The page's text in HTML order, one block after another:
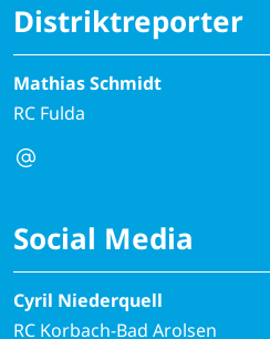
Distriktreporter
Mathias Schmidt
RC Fulda
Social Media
Cyril Niederquell
RC Korbach-Bad Arolsen